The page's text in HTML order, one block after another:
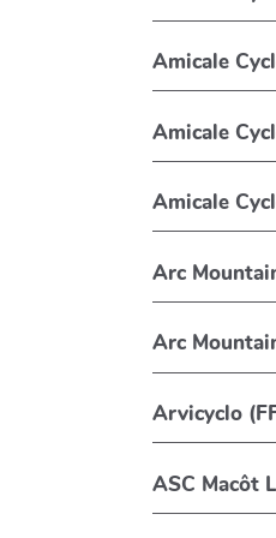
Amicale
Amicale
Amicale
Arc
Arc
Arvicyclo
ASC Macôt